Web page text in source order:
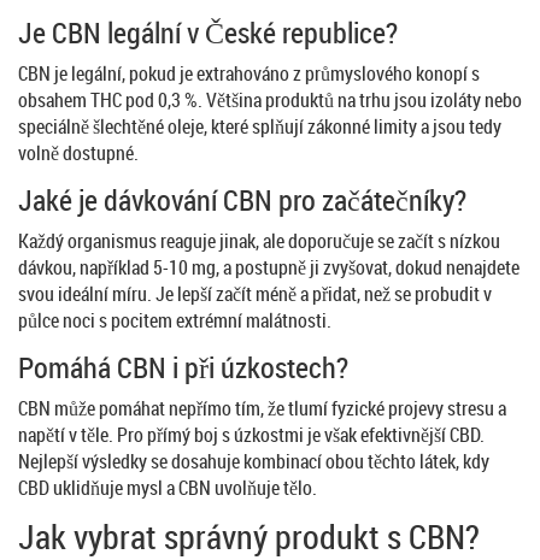
Je CBN legální v České republice?
CBN je legální, pokud je extrahováno z průmyslového konopí s
obsahem THC pod 0,3 %. Většina produktů na trhu jsou izoláty nebo
speciálně šlechtěné oleje, které splňují zákonné limity a jsou tedy
volně dostupné.
Jaké je dávkování CBN pro začátečníky?
Každý organismus reaguje jinak, ale doporučuje se začít s nízkou
dávkou, například 5-10 mg, a postupně ji zvyšovat, dokud nenajdete
svou ideální míru. Je lepší začít méně a přidat, než se probudit v
půlce noci s pocitem extrémní malátnosti.
Pomáhá CBN i při úzkostech?
CBN může pomáhat nepřímo tím, že tlumí fyzické projevy stresu a
napětí v těle. Pro přímý boj s úzkostmi je však efektivnější CBD.
Nejlepší výsledky se dosahuje kombinací obou těchto látek, kdy
CBD uklidňuje mysl a CBN uvolňuje tělo.
Jak vybrat správný produkt s CBN?